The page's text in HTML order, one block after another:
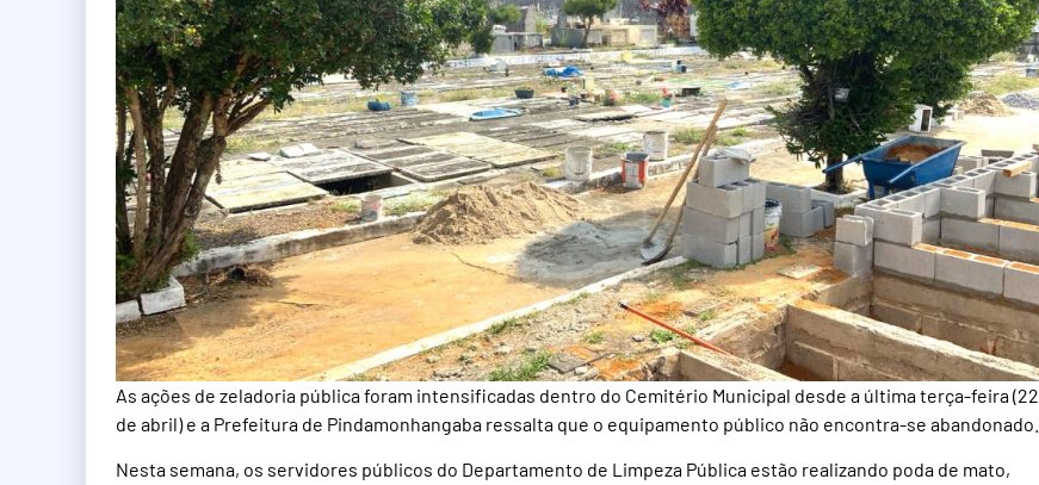
As ações de zeladoria pública foram intensificadas dentro do Cemitério Municipal desde a última terça-feira (22
de abril) e a Prefeitura de Pindamonhangaba ressalta que o equipamento público não encontra-se abandonado.
Nesta semana, os servidores públicos do Departamento de Limpeza Pública estão realizando poda de mato,